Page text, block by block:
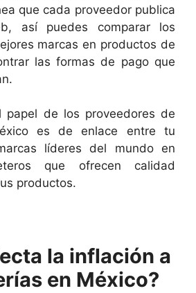
que cada proveedor publica
así puedes comparar los
marcas en productos de
las formas de pago que
papel de los proveedores de
es de enlace entre tu
líderes del mundo en
que ofrecen calidad
productos.
la inflación a
en México?